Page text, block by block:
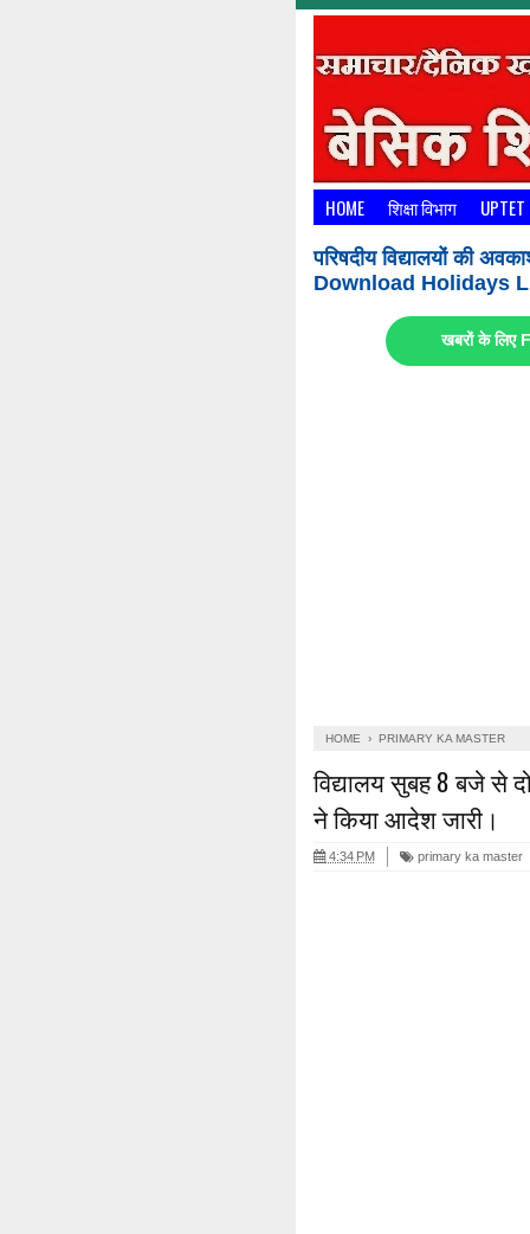
HOME शिक्षा विभाग UPTET
परिषदीय विद्यालयों की
Download Holidays
खबरों के
HOME › PRIMARY KA MASTER
विद्यालय सुबह 8 बजे से
ने किया आदेश जारी।
4:34 PM primary ka master